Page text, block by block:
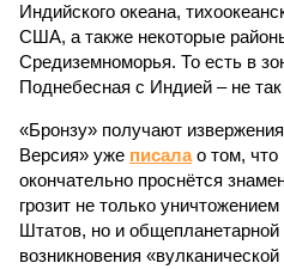
Индийского океана,
США, а также некоторые
Средиземноморья. То есть в
Поднебесная с Индией – не
«Бронзу» получают
Версия» уже писалао том, что
окончательно проснётся
грозит не только
Штатов, но и
возникновения